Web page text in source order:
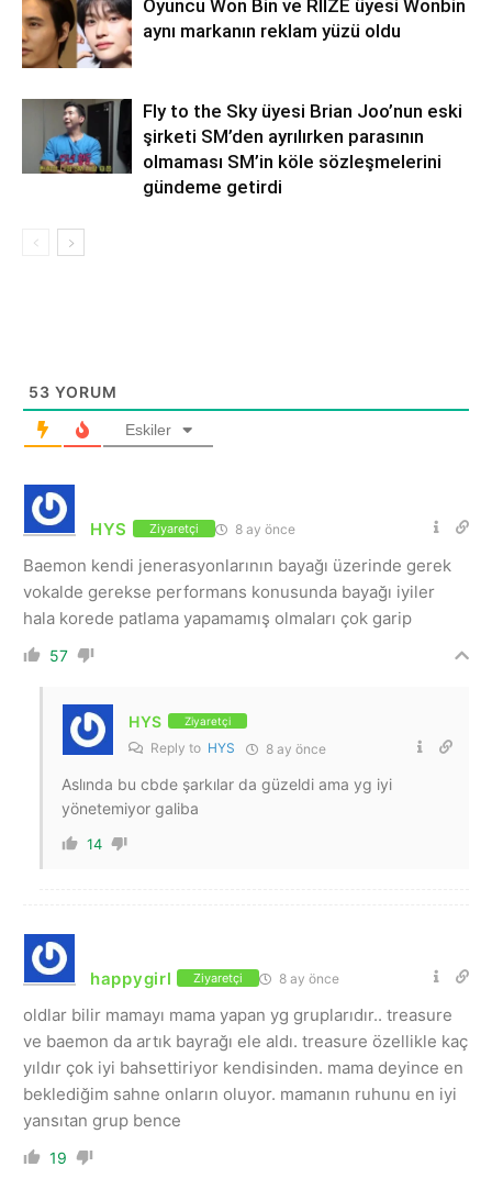
Oyuncu Won Bin ve RIIZE üyesi Wonbin
aynı markanın reklam yüzü oldu
Fly to the Sky üyesi Brian Joo’nun eski
şirketi SM’den ayrılırken parasının
olmaması SM’in köle sözleşmelerini
gündeme getirdi
53 YORUM
Eskiler
HYS Ziyaretçi 8 ay önce
Baemon kendi jenerasyonlarının bayağı üzerinde gerek
vokalde gerekse performans konusunda bayağı iyiler
hala korede patlama yapamamış olmaları çok garip
57
HYS Ziyaretçi
Reply to HYS 8 ay önce
Aslında bu cbde şarkılar da güzeldi ama yg iyi
yönetemiyor galiba
14
happygirl Ziyaretçi 8 ay önce
oldlar bilir mamayı mama yapan yg gruplarıdır.. treasure
ve baemon da artık bayrağı ele aldı. treasure özellikle kaç
yıldır çok iyi bahsettiriyor kendisinden. mama deyince en
beklediğim sahne onların oluyor. mamanın ruhunu en iyi
yansıtan grup bence
19